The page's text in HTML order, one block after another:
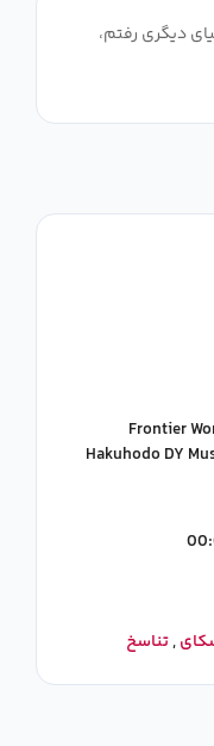
دیگری رفتم،
Frontier
Hakuhodo DY
,تناسخ